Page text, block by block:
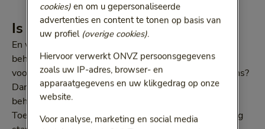
Is de behandeling gestart in 2024?
En wordt deze voortgezet in 2025? Dan kan de
behandeling worden voortgezet volgens de
voorwaarden van 2024. Heeft u geen contract met ons?
Dan is er vooraf toestemming van ons nodig bij
behandelingen van meer dan 35 consulten.
Toestemming wordt gevraagd voordat de behandeling
cookies)en om u gepersonaliseerde
advertenties en content te tonen op basis van
uw profiel (overige cookies).
Hiervoor verwerkt ONVZ persoonsgegevens
zoals uw IP-adres, browser- en
apparaatgegevens en uw klikgedrag op onze
website.
Voor analyse, marketing en social media